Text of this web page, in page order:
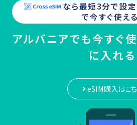
なら最短3分で設定
で今すぐ使える
アルバニアでも今すぐ
に入れる
eSIM購入はこ